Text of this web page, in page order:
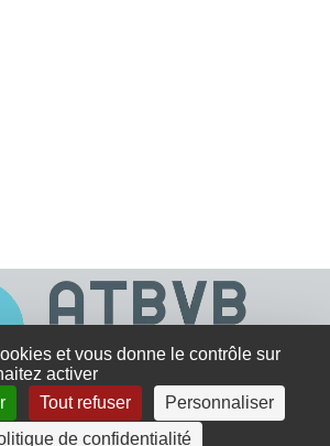
et vous donne le contrôle sur
activer
Tout refuser
Personnaliser
de confidentialité